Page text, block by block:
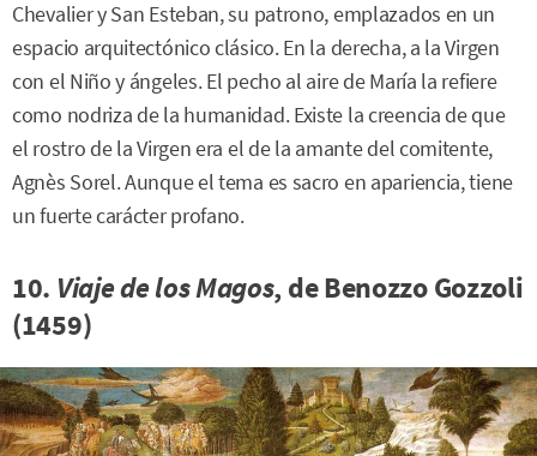
Chevalier y San Esteban, su patrono, emplazados en un
espacio arquitectónico clásico. En la derecha, a la Virgen
con el Niño y ángeles. El pecho al aire de María la refiere
como nodriza de la humanidad. Existe la creencia de que
el rostro de la Virgen era el de la amante del comitente,
Agnès Sorel. Aunque el tema es sacro en apariencia, tiene
un fuerte carácter profano.
10. Viaje de los Magos, de Benozzo Gozzoli
(1459)